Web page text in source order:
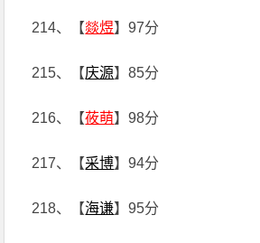
214、【燚煜】97分
215、【庆源】85分
216、【莜萌】98分
217、【采博】94分
218、【海谦】95分